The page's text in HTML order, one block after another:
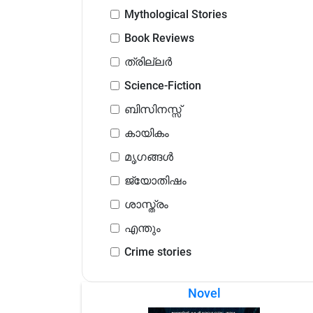
Mythological Stories
Book Reviews
ത്രില്ലർ
Science-Fiction
ബിസിനസ്സ്
കായികം
മൃഗങ്ങൾ
ജ്യോതിഷം
ശാസ്ത്രം
എന്തും
Crime stories
Novel